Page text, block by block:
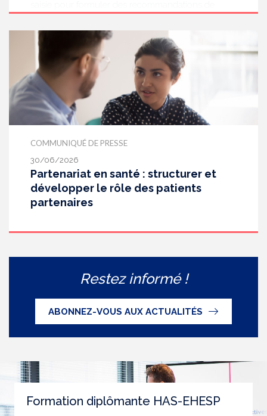
bonnes pratiques pour améliorer le diagnostic et
acouphènes chroniques invalidants . Elle publie
aujourd’hui ses travaux, destinés aux
professionnels de santé [1] impliqués dans le suivi
de ces patients.
COMMUNIQUÉ DE PRESSE
30/06/2026
Partenariat en santé : structurer et
développer le rôle des patients
partenaires
Restez informé !
ABONNEZ-VOUS AUX ACTUALITÉS
Formation diplômante HAS-EHESP